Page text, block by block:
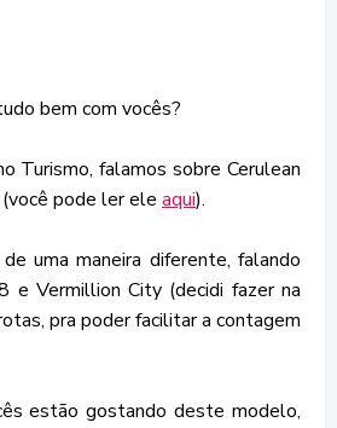
bem com vocês?
Turismo, falamos sobre Cerulean
pode ler ele aqui).
uma maneira diferente, falando
e Vermillion City (decidi fazer na
pra poder facilitar a contagem
estão gostando deste modelo,